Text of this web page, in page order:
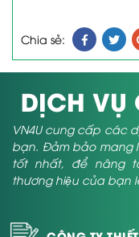
Chia sẻ:
DỊCH VỤ
VN4U cung cấp các
bạn. Đảm bảo mang
tốt nhất, để nâng
thương hiệu của bạn